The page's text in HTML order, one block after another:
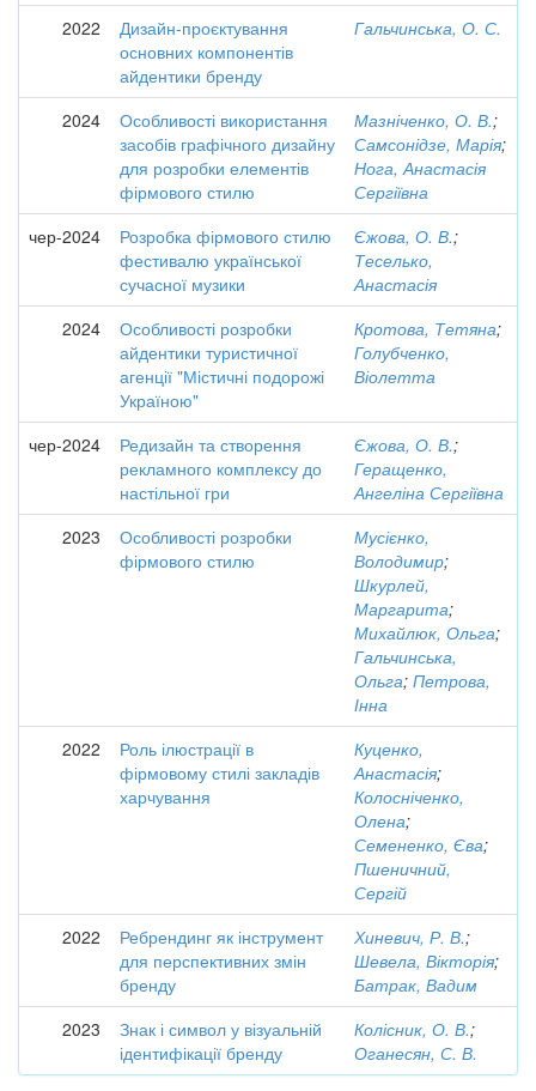
2022
Дизайн-проєктування
основних компонентів
айдентики бренду
Гальчинська, О. С.
2024
Особливості використання
засобів графічного дизайну
для розробки елементів
фірмового стилю
Мазніченко, О. В.;
Самсонідзе, Марія;
Нога, Анастасія
Сергіївна
чер-2024
Розробка фірмового стилю
фестивалю української
сучасної музики
Єжова, О. В.;
Теселько,
Анастасія
2024
Особливості розробки
айдентики туристичної
агенції "Містичні подорожі
Україною"
Кротова, Тетяна;
Голубченко,
Віолетта
чер-2024
Редизайн та створення
рекламного комплексу до
настільної гри
Єжова, О. В.;
Геращенко,
Ангеліна Сергіївна
2023
Особливості розробки
фірмового стилю
Мусієнко,
Володимир;
Шкурлей,
Маргарита;
Михайлюк, Ольга;
Гальчинська,
Ольга; Петрова,
Інна
2022
Роль ілюстрації в
фірмовому стилі закладів
харчування
Куценко,
Анастасія;
Колосніченко,
Олена;
Семененко, Єва;
Пшеничний,
Сергій
2022
Ребрендинг як інструмент
для перспективних змін
бренду
Хиневич, Р. В.;
Шевела, Вікторія;
Батрак, Вадим
2023
Знак і символ у візуальній
ідентифікації бренду
Колісник, О. В.;
Оганесян, С. В.